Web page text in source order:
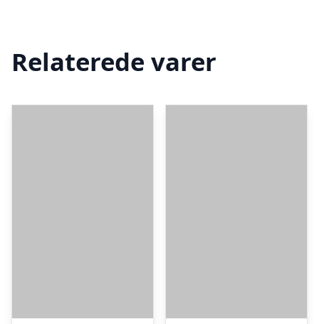
Relaterede varer